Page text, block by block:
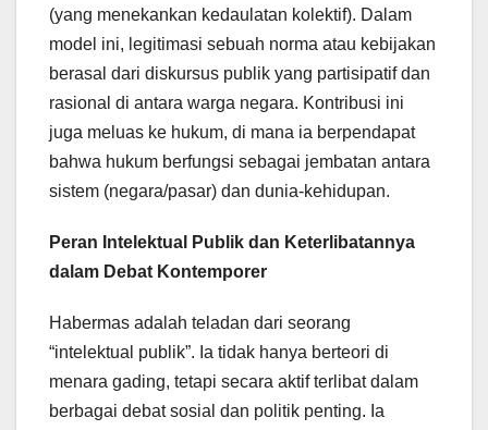
(yang menekankan kedaulatan kolektif). Dalam
model ini, legitimasi sebuah norma atau kebijakan
berasal dari diskursus publik yang partisipatif dan
rasional di antara warga negara. Kontribusi ini
juga meluas ke hukum, di mana ia berpendapat
bahwa hukum berfungsi sebagai jembatan antara
sistem (negara/pasar) dan dunia-kehidupan.
Peran Intelektual Publik dan Keterlibatannya
dalam Debat Kontemporer
Habermas adalah teladan dari seorang
“intelektual publik”. Ia tidak hanya berteori di
menara gading, tetapi secara aktif terlibat dalam
berbagai debat sosial dan politik penting. Ia